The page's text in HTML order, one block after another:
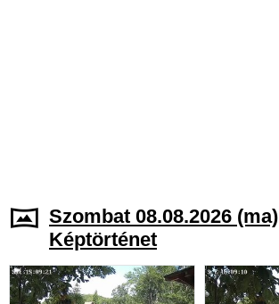
Szombat 08.08.2026 (ma)
Képtörténet